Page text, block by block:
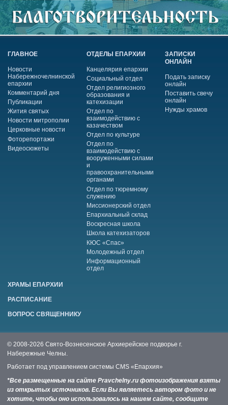
ГЛАВНОЕ
Новости
Набережночелнинской
епархии
Комментарий дня
Публикации
Жития святых
Новости митрополии
Церковные новости
Фоторепортажи
Видеосюжеты
ОТДЕЛЫ ЕПАРХИИ
Канцелярия епархии
Социальный отдел
Отдел религиозного
образования и
катехизации
Отдел по
взаимодействию с
казачеством
Отдел по культуре
Отдел по
взаимодействию с
вооруженными силами
и
правоохранительными
органами
Отдел по тюремному
служению
Миссионерский отдел
Епархиальный склад
Воскресная школа
Школа катехизаторов
КЮС «Спас»
Молодежный отдел
Информационный
отдел
ЗАПИСКИ
ОНЛАЙН
Подать записку
онлайн
Поставить свечу
онлайн
Нужды храмов
ХРАМЫ ЕПАРХИИ
РАСПИСАНИЕ
ВОПРОС СВЯЩЕННИКУ
© 2008-2026 Свято-Вознесенское Архиерейское подворье г.
Набережные Челны.
Работает под управлением системы CMS «Епархия»
*Все размещенные на сайте Pravchelny.ru фотоизображения взяты
из открытых источников. Если Вы являетесь автором фото и не
хотите, чтобы оно использовалось на нашем сайте, сообщите